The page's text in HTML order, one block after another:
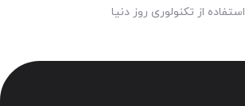
استفاده از تکنولوری روز دنیا